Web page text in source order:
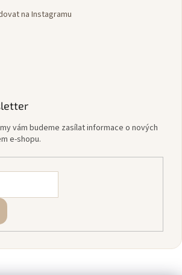
na Instagramu
vám budeme zasílat informace o nových
e-shopu.